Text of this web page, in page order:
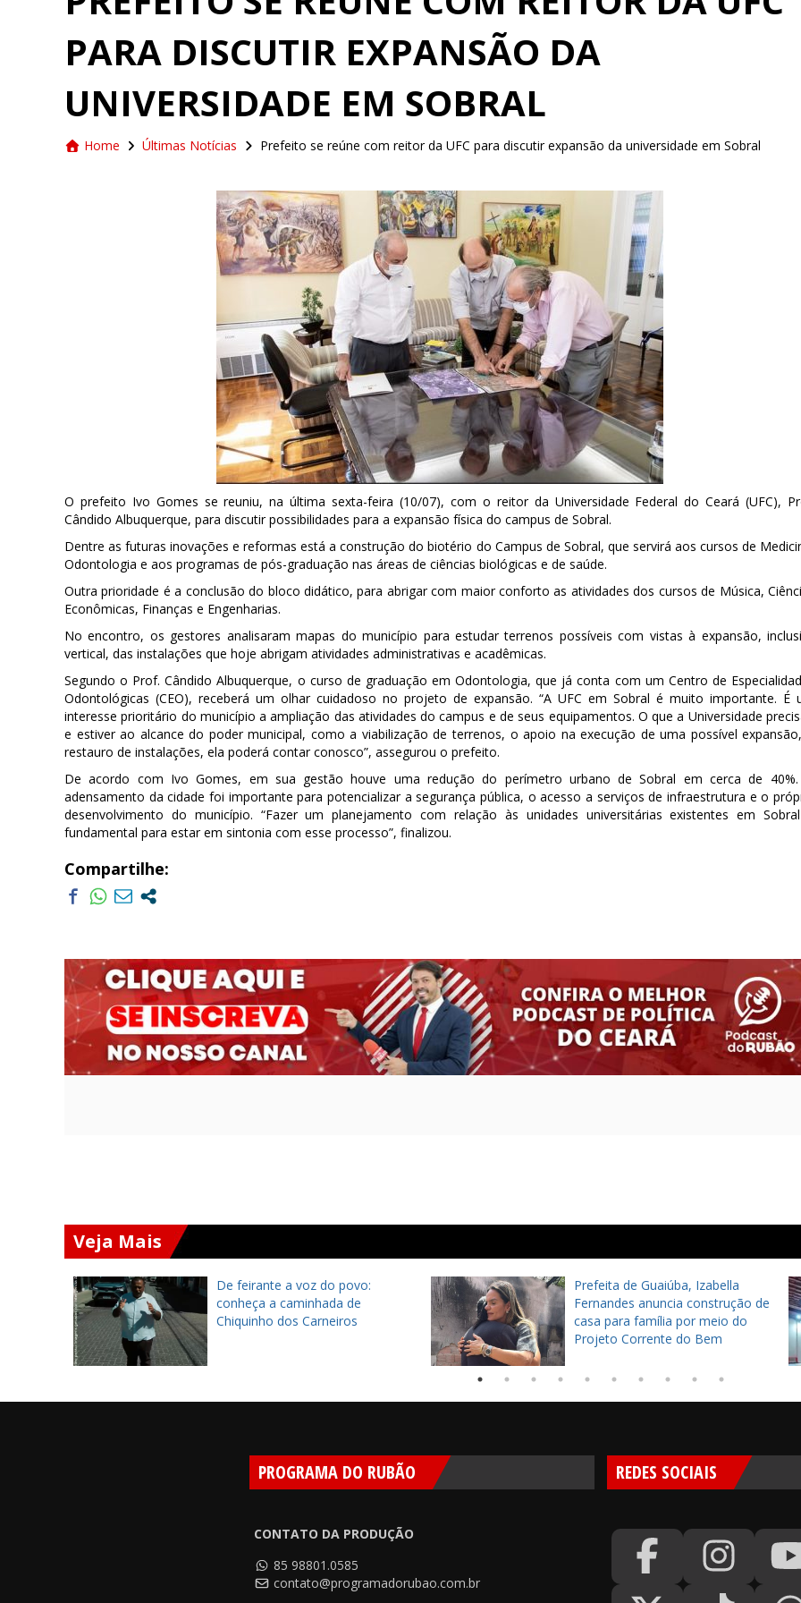
PARA DISCUTIR EXPANSÃO DA
UNIVERSIDADE EM SOBRAL
Home Últimas Notícias Prefeito se reúne com reitor da UFC para discutir expansão da universidade em Sobral
O prefeito Ivo Gomes se reuniu, na última sexta-feira (10/07), com o reitor da Universidade Federal do Ceará (UFC),
Cândido Albuquerque, para discutir possibilidades para a expansão física do campus de Sobral.
Dentre as futuras inovações e reformas está a construção do biotério do Campus de Sobral, que servirá aos cursos de
Odontologia e aos programas de pós-graduação nas áreas de ciências biológicas e de saúde.
Outra prioridade é a conclusão do bloco didático, para abrigar com maior conforto as atividades dos cursos de Música,
Econômicas, Finanças e Engenharias.
No encontro, os gestores analisaram mapas do município para estudar terrenos possíveis com vistas à expansão,
vertical, das instalações que hoje abrigam atividades administrativas e acadêmicas.
Segundo o Prof. Cândido Albuquerque, o curso de graduação em Odontologia, que já conta com um Centro de
Odontológicas (CEO), receberá um olhar cuidadoso no projeto de expansão. “A UFC em Sobral é muito importante. É
interesse prioritário do município a ampliação das atividades do campus e de seus equipamentos. O que a Universidade
e estiver ao alcance do poder municipal, como a viabilização de terrenos, o apoio na execução de uma possível
restauro de instalações, ela poderá contar conosco”, assegurou o prefeito.
De acordo com Ivo Gomes, em sua gestão houve uma redução do perímetro urbano de Sobral em cerca de
adensamento da cidade foi importante para potencializar a segurança pública, o acesso a serviços de infraestrutura e o
desenvolvimento do município. “Fazer um planejamento com relação às unidades universitárias existentes em
fundamental para estar em sintonia com esse processo”, finalizou.
Compartilhe:
Veja Mais
De feirante a voz do povo:
conheça a caminhada de
Chiquinho dos Carneiros
Prefeita de Guaiúba, Izabella
Fernandes anuncia construção de
casa para família por meio do
Projeto Corrente do Bem
PROGRAMA DO RUBÃO
CONTATO DA PRODUÇÃO
85 98801.0585
contato@programadorubao.com.br
REDES SOCIAIS